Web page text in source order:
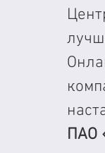
ПАО